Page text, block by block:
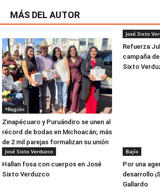
MÁS DEL AUTOR
*Región
Zinapécuaro y Puruándiro se unen al
récord de bodas en Michoacán; más
de 2 mil parejas formalizan su unión
José Sixto
Refuerza
campaña
Sixto
José Sixto Verduzco
Hallan fosa con cuerpos en José
Sixto Verduzco
Bajío
Por una
desarrollo
Gallardo